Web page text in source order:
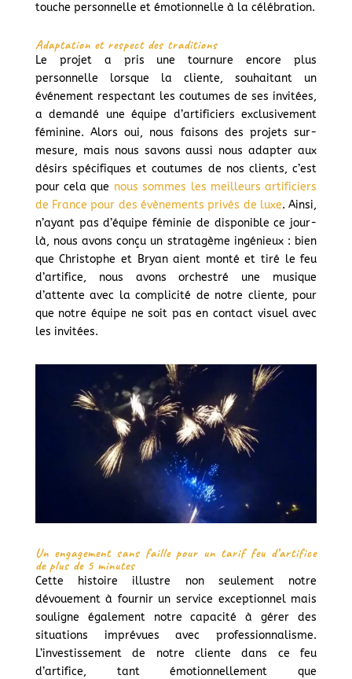
touche personnelle et émotionnelle à la célébration.
Adaptation et respect des traditions
Le projet a pris une tournure encore plus
personnelle lorsque la cliente, souhaitant un
événement respectant les coutumes de ses invitées,
a demandé une équipe d’artificiers exclusivement
féminine. Alors oui, nous faisons des projets sur-
mesure, mais nous savons aussi nous adapter aux
désirs spécifiques et coutumes de nos clients, c’est
pour cela que nous sommes les meilleurs artificiers
de France pour des évènements privés de luxe. Ainsi,
n’ayant pas d’équipe féminie de disponible ce jour-
là, nous avons conçu un stratagème ingénieux : bien
que Christophe et Bryan aient monté et tiré le feu
d’artifice, nous avons orchestré une musique
d’attente avec la complicité de notre cliente, pour
que notre équipe ne soit pas en contact visuel avec
les invitées.
Un engagement sans faille pour un tarif feu d’artifice
de plus de 5 minutes
Cette histoire illustre non seulement notre
dévouement à fournir un service exceptionnel mais
souligne également notre capacité à gérer des
situations imprévues avec professionnalisme.
L’investissement de notre cliente dans ce feu
d’artifice, tant émotionnellement que